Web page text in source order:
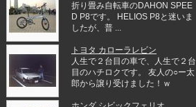
折り畳み自転車のDAHON SPEE
D P8です。 HELIOS P8と迷いま
したが、普 ...
トヨタ カローラレビン
人生で２台目の車で、人生で２台
目のハチロクです。 友人の○ー太
郎から譲り受けました！ｗ